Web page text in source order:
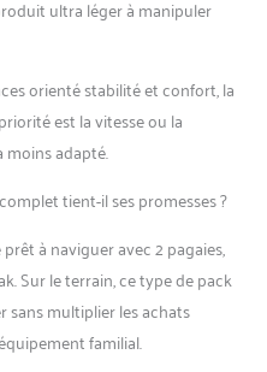
un grand
facilite la prise de vitesse
effort Découvrez
la gamme Coasto :
est une marque du
et fabricant de
Piscine & Jardin,
& Bien-être, et
& Loisirs. Trouvez
maintenant le modèle
vos envies
ultra léger à manipuler
orienté stabilité et confort, la
est la vitesse ou la
adapté.
tient-il ses promesses ?
à naviguer avec 2 pagaies,
Sur le terrain, ce type de pack
sans multiplier les achats
familial.